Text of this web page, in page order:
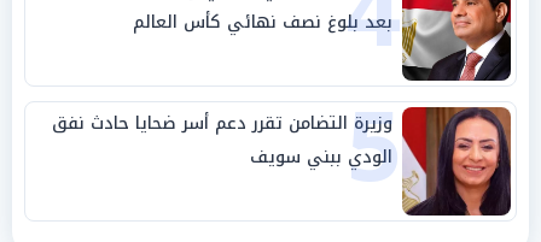
بعد بلوغ نصف نهائي كأس العالم
5
وزيرة التضامن تقرر دعم أسر ضحايا حادث نفق
الودي ببني سويف